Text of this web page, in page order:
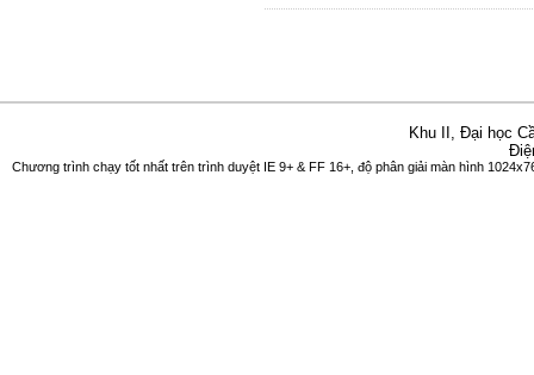
Khu II, Đại học
Chương trình chạy tốt nhất trên trình duyệt IE 9+ & FF 16+, độ phân giải màn hình